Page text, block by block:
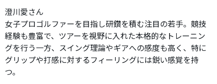
澄川愛さん
女子プロゴルファーを目指し研鑽を積む注目の若手。競技
経験も豊富で、ツアーを視野に入れた本格的なトレーニン
グを行う一方、スイング理論やギアへの感度も高く、特に
グリップや打感に対するフィーリングには鋭い感覚を持
つ。